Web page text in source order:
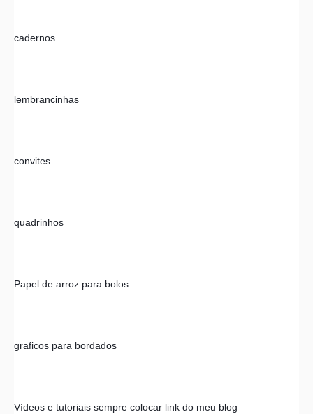
cadernos
lembrancinhas
convites
quadrinhos
Papel de arroz para bolos
graficos para bordados
Vídeos e tutoriais sempre colocar link do meu blog